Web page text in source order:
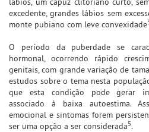
excedente, grandes lábios sem
monte pubiano com leve convexidade
O período da puberdade se
hormonal, ocorrendo rápido
genitais, com grande variação de
estudos sobre o tema nesta
que esta condição pode gerar
associado à baixa autoestima.
emocional e sintomas forem
ser uma opção a ser considerada5.